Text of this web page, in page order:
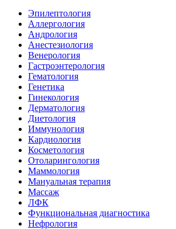
Эпилептология
Аллергология
Андрология
Анестезиология
Венерология
Гастроэнтерология
Гематология
Генетика
Гинекология
Дерматология
Диетология
Иммунология
Кардиология
Косметология
Отоларингология
Маммология
Мануальная терапия
Массаж
ЛФК
Функциональная диагностика
Нефрология